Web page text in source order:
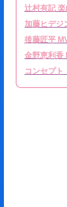
辻村有記
加藤ヒデジ
後藤匠平
金野恵利香
コンセプト